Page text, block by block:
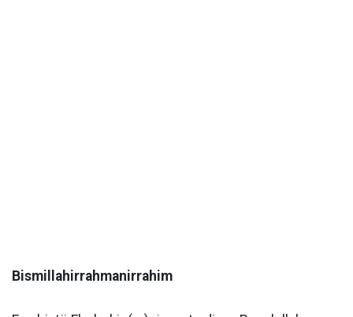
Bismillahirrahmanirrahim